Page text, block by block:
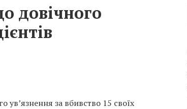
довічного
ув’язнення за вбивство 15 своїх